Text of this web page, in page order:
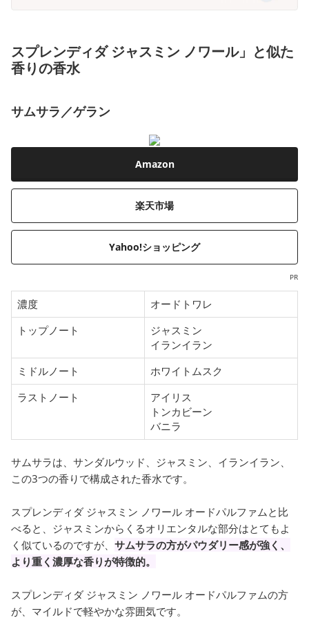
スプレンディダ ジャスミン ノワール」と似た
香りの香水
サムサラ／ゲラン
Amazon
楽天市場
Yahoo!ショッピング
PR
濃度
オードトワレ
トップノート
ジャスミン
イランイラン
ミドルノート
ホワイトムスク
ラストノート
アイリス
トンカビーン
バニラ
サムサラは、サンダルウッド、ジャスミン、イランイラン、
この3つの香りで構成された香水です。
スプレンディダ ジャスミン ノワール オードパルファムと比
べると、ジャスミンからくるオリエンタルな部分はとてもよ
く似ているのですが、 サムサラの方がパウダリー感が強く、
より重く濃厚な香りが特徴的。
スプレンディダ ジャスミン ノワール オードパルファムの方
が、マイルドで軽やかな雰囲気です。